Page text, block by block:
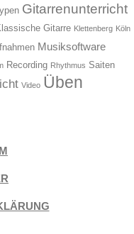
Gitarrenunterricht
Gitarre Klettenberg Köln
Musiksoftware
Recording Rhythmus Saiten
Video Üben